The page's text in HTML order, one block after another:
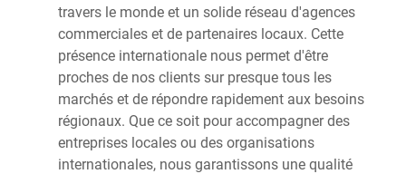
travers le monde et un solide réseau d'agences
commerciales et de partenaires locaux. Cette
présence internationale nous permet d'être
proches de nos clients sur presque tous les
marchés et de répondre rapidement aux besoins
régionaux. Que ce soit pour accompagner des
entreprises locales ou des organisations
internationales, nous garantissons une qualité